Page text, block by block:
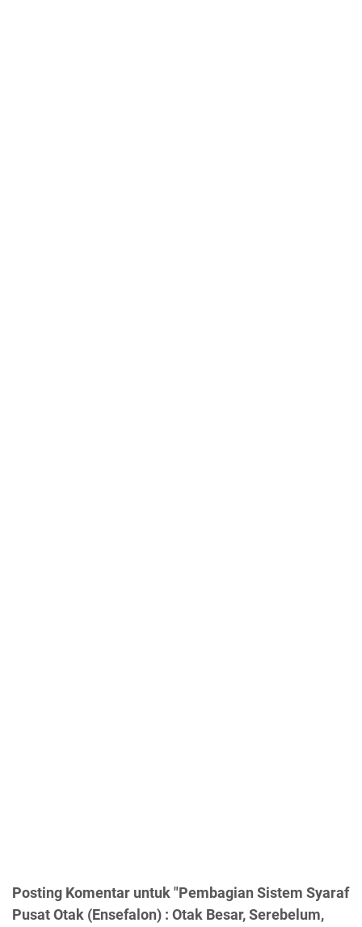
Posting Komentar untuk "Pembagian Sistem Syaraf
Pusat Otak (Ensefalon) : Otak Besar, Serebelum,